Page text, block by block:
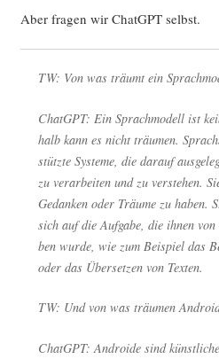
Aber fra­gen wir ChatGPT selbst.
TW: Von was träumt ein
ChatGPT: Ein Sprach­mo­dell ist
halb kann es nicht träu­men.
stütz­te Sys­te­me, die dar­auf
zu ver­ar­bei­ten und zu ver­ste­hen.
Gedan­ken oder Träu­me zu haben.
sich auf die Auf­ga­be, die ihnen
ben wur­de, wie zum Bei­spiel das
oder das Über­set­zen von Texten.
TW: Und von was träu­men
ChatGPT: Andro­ide sind